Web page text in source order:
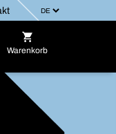
Warenkorb